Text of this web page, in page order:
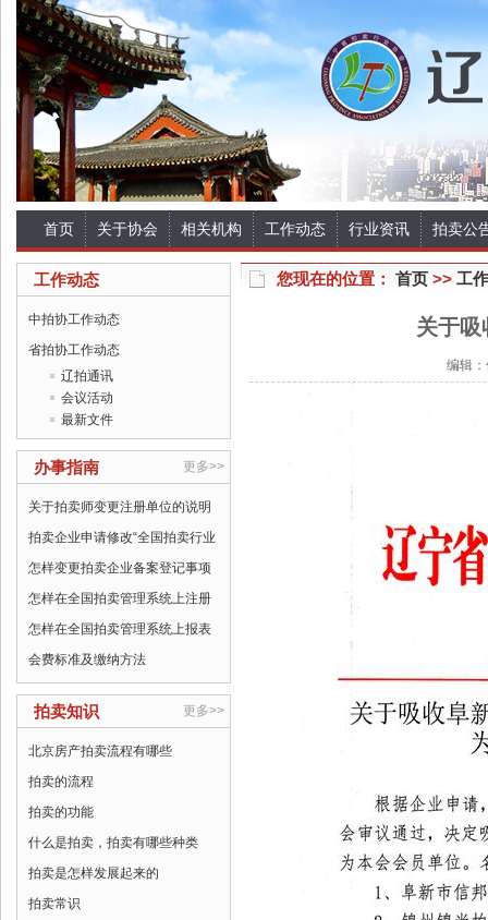
首页 关于协会 相关机构 工作动态 行业资讯 拍卖公
工作动态
中拍协工作动态
省拍协工作动态
辽拍通讯
会议活动
最新文件
更多>>
办事指南
关于拍卖师变更注册单位的说明
拍卖企业申请修改“全国拍卖行业
怎样变更拍卖企业备案登记事项
怎样在全国拍卖管理系统上注册
怎样在全国拍卖管理系统上报表
会费标准及缴纳方法
更多>>
拍卖知识
北京房产拍卖流程有哪些
拍卖的流程
拍卖的功能
什么是拍卖，拍卖有哪些种类
拍卖是怎样发展起来的
拍卖常识
您现在的位置： 首页 >> 工
关于吸
编辑